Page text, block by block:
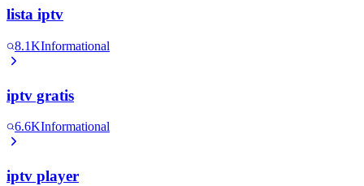
lista iptv
8.1KInformational
iptv gratis
6.6KInformational
iptv player